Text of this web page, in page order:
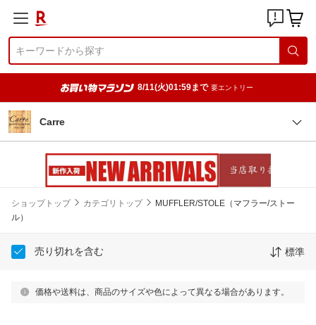
8/11(火)01:59まで 要エントリー
Carre
ショップトップ カテゴリトップ
MUFFLER/STOLE（マフラー/ストー
ル）
売り切れを含む 標準
価格や送料は、商品のサイズや色によって異なる場合があります。